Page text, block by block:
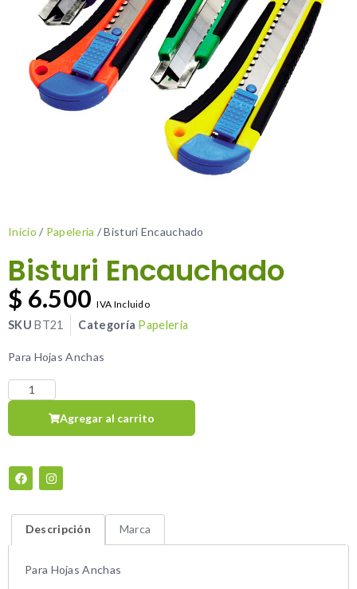
Inicio / Papeleria / Bisturi Encauchado
Bisturi Encauchado
$ 6.500 IVA Incluido
SKUBT21 Categoría Papeleria
Para Hojas Anchas
Agregar al carrito
Descripción Marca
Para Hojas Anchas